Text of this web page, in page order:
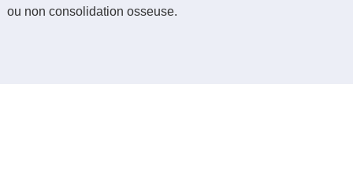
ou non consolidation osseuse.